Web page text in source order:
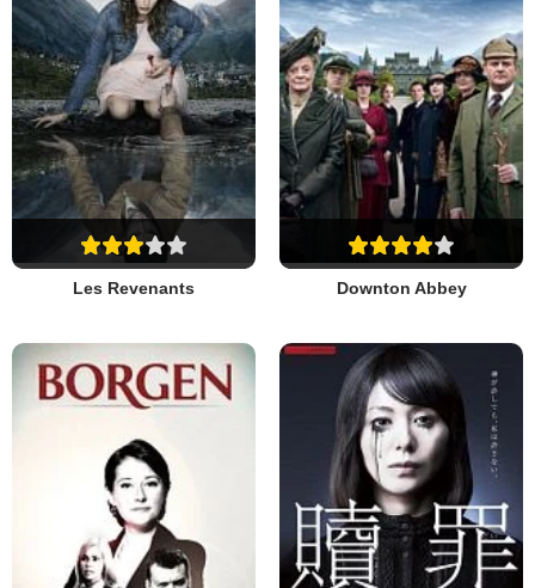
Les Revenants Downton Abbey